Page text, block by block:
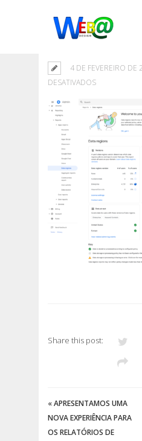
4 DE FEVEREIRO DE
DESATIVADOSEM
Share this post:
«APRESENTAMOS UMA
NOVA EXPERIÊNCIA PARA
OS RELATÓRIOS DE